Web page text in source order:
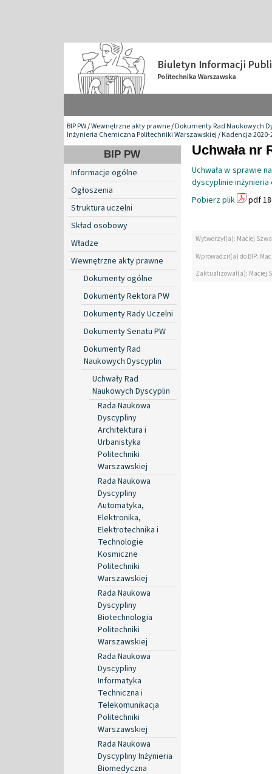
BIP PW/Wewnętrzne akty prawne/Dokumenty Rad Naukowych
Inżynieria Chemiczna Politechniki Warszawskiej/Kadencja 2020-
BIP PW
Informacje ogólne
Ogłoszenia
Struktura uczelni
Skład osobowy
Władze
Wewnętrzne akty prawne
Dokumenty ogólne
Dokumenty Rektora PW
Dokumenty Rady Uczelni
Dokumenty Senatu PW
Dokumenty Rad
Naukowych Dyscyplin
Uchwały Rad
Naukowych Dyscyplin
Rada Naukowa
Dyscypliny
Architektura i
Urbanistyka
Politechniki
Warszawskiej
Rada Naukowa
Dyscypliny
Automatyka,
Elektronika,
Elektrotechnika i
Technologie
Kosmiczne
Politechniki
Warszawskiej
Rada Naukowa
Dyscypliny
Biotechnologia
Politechniki
Warszawskiej
Rada Naukowa
Dyscypliny
Informatyka
Techniczna i
Telekomunikacja
Politechniki
Warszawskiej
Rada Naukowa
Dyscypliny Inżynieria
Biomedyczna
Uchwała nr
Uchwała w sprawie
dyscyplinie inżynieria
Pobierz plik
pdf
Wytworzył(a): Maciej
Wprowadził(a) do BIP:
Zaktualizował(a): Maciej